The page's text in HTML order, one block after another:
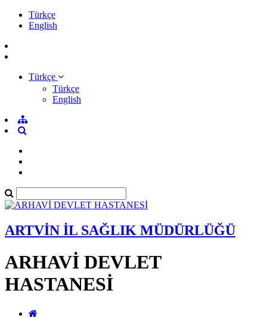
Türkçe
English
Türkçe
Türkçe
English
ARTVİN İL SAĞLIK MÜDÜRLÜĞÜ
ARHAVİ DEVLET
HASTANESİ